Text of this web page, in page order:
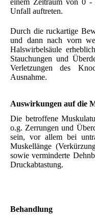
einem Zeitraum von 0 -
Unfall auftreten.
Durch die ruckartige
und dann nach vorn
Halswirbelsäule
Stauchungen und
Verletzungen des
Ausnahme.
Auswirkungen auf die
Die betroffene
o.g. Zerrungen und
sein, vor allem bei
Muskellänge
sowie verminderte
Druckabtastung.
Behandlung